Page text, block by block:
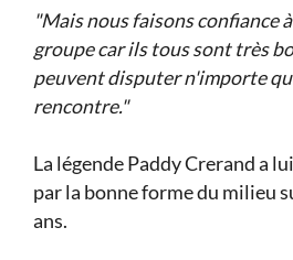
"Mais nous faisons confiance
groupe car ils tous sont très
peuvent disputer n'importe
rencontre."
La légende Paddy Crerand a
par la bonne forme du milieu
ans.